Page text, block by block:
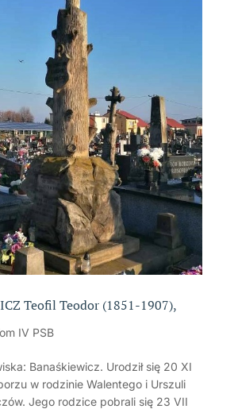
Teofil Teodor (1851-1907),
IV PSB
Banaśkiewicz. Urodził się 20 XI
w rodzinie Walentego i Urszuli
Jego rodzice pobrali się 23 VII